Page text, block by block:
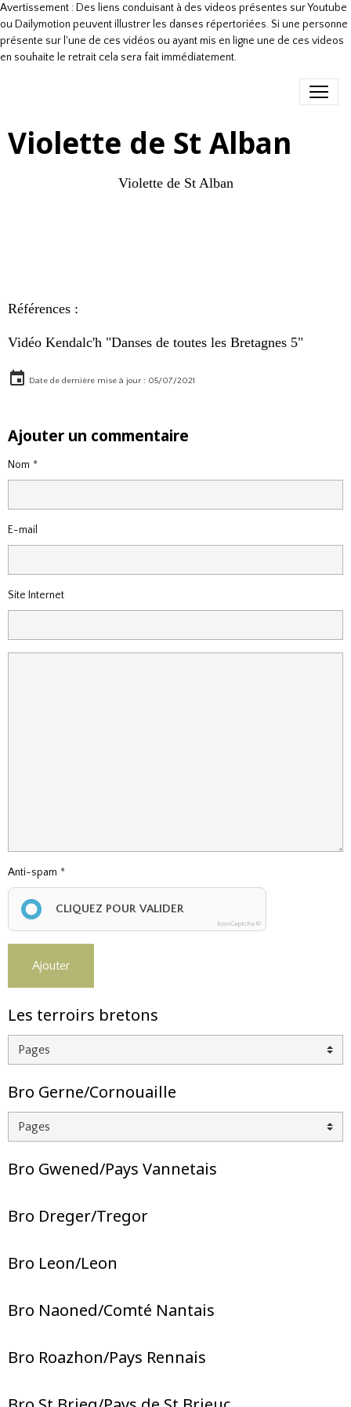
Avertissement : Des liens conduisant à des videos présentes sur Youtube
ou Dailymotion peuvent illustrer les danses répertoriées. Si une personne
présente sur l'une de ces vidéos ou ayant mis en ligne une de ces videos
en souhaite le retrait cela sera fait immédiatement.
Violette de St Alban
Violette de St Alban
Références :
Vidéo Kendalc'h "Danses de toutes les Bretagnes 5"
Date de dernière mise à jour : 05/07/2021
Ajouter un commentaire
Nom
E-mail
Site Internet
Anti-spam
CLIQUEZ POUR VALIDER
IconCaptcha ©
Ajouter
Les terroirs bretons
Bro Gerne/Cornouaille
Bro Gwened/Pays Vannetais
Bro Dreger/Tregor
Bro Leon/Leon
Bro Naoned/Comté Nantais
Bro Roazhon/Pays Rennais